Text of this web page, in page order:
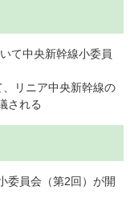
て中央新幹線小委員
リニア中央新幹線の
される
委員会（第2回）が開